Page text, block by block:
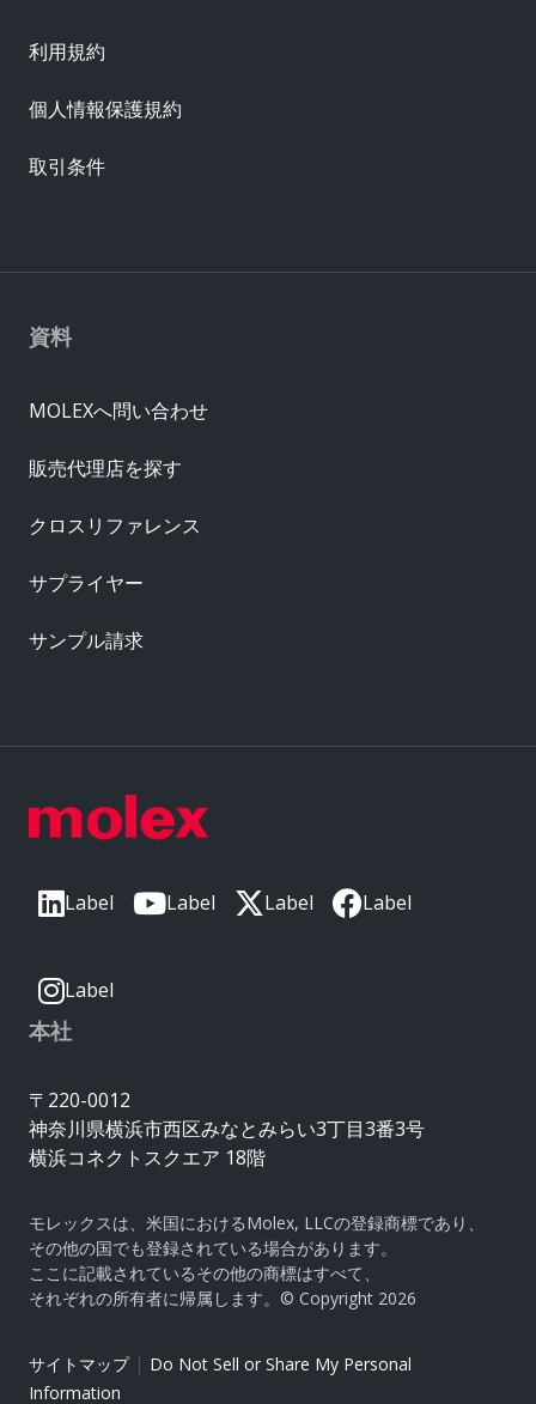
Label Label Label Label
Label
本社
〒220-0012
神奈川県横浜市西区みなとみらい3丁目3番3号
横浜コネクトスクエア 18階
モレックスは、米国におけるMolex, LLCの登録商標であり、
その他の国でも登録されている場合があります。
ここに記載されているその他の商標はすべて、
それぞれの所有者に帰属します。© Copyright 2026
サイトマップ| Do Not Sell or Share My Personal
Information
資料
MOLEXへ問い合わせ
販売代理店を探す
クロスリファレンス
サプライヤー
サンプル請求
利用規約
個人情報保護規約
取引条件